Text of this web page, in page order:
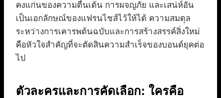
คงแก่นของความตื่นเต้น การผจญภัย และเสน่ห์อัน
เป็นเอกลักษณ์ของแฟรนไชส์ไว้ให้ได้ ความสมดุล
ระหว่างการเคารพต้นฉบับและการสร้างสรรค์สิ่งใหม่
คือหัวใจสำคัญที่จะตัดสินความสำเร็จของบอนด์ยุคต่อ
ไป
ตัวละครและการคัดเลือก: ใครคือ